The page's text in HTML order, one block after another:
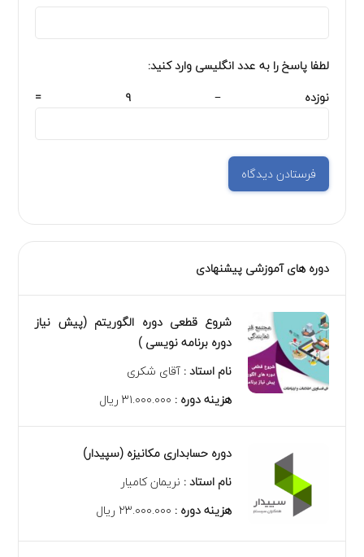
لطفا پاسخ را به عدد انگلیسی وارد کنید:
نوزده − ۹ =
دوره های آموزشی پیشنهادی
شروع قطعی دوره الگوریتم (پیش نیاز
دوره برنامه نویسی )
نام استاد :آقای شکری
هزینه دوره :
دوره حسابداری مکانیزه (سپیدار)
نام استاد : نریمان کامیار
هزینه دوره :